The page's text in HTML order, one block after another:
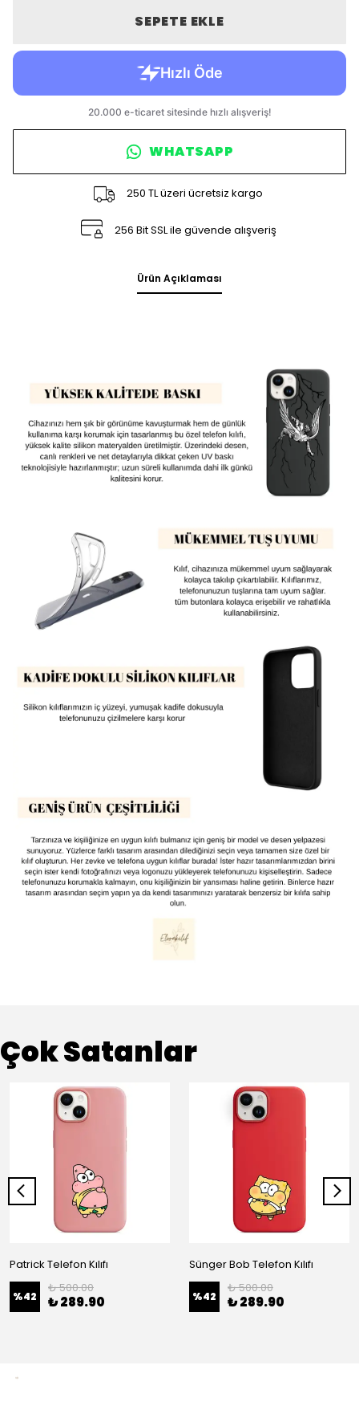
SEPETE EKLE
WHATSAPP
250 TL üzeri ücretsiz kargo
256 Bit SSL ile güvende alışveriş
Ürün Açıklaması
Çok Satanlar
Patrick Telefon Kılıfı
%42
₺ 500.00
₺ 289.90
Sünger Bob Telefon Kılıfı
%42
₺ 500.00
₺ 289.90